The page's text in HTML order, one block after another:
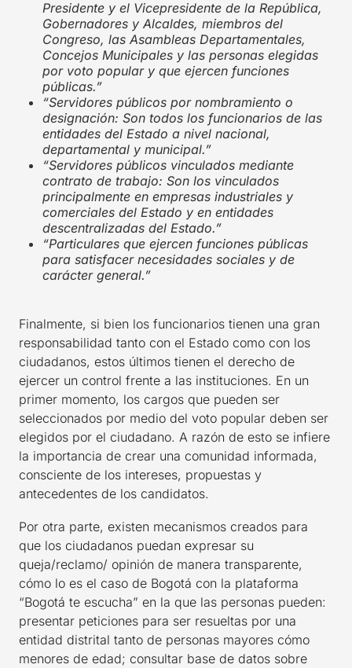
Presidente y el Vicepresidente de la República,
Gobernadores y Alcaldes, miembros del
Congreso, las Asambleas Departamentales,
Concejos Municipales y las personas elegidas
por voto popular y que ejercen funciones
públicas.”
“Servidores públicos por nombramiento o
designación: Son todos los funcionarios de las
entidades del Estado a nivel nacional,
departamental y municipal.”
“Servidores públicos vinculados mediante
contrato de trabajo: Son los vinculados
principalmente en empresas industriales y
comerciales del Estado y en entidades
descentralizadas del Estado.”
“Particulares que ejercen funciones públicas
para satisfacer necesidades sociales y de
carácter general.”
Finalmente, si bien los funcionarios tienen una gran
responsabilidad tanto con el Estado como con los
ciudadanos, estos últimos tienen el derecho de
ejercer un control frente a las instituciones. En un
primer momento, los cargos que pueden ser
seleccionados por medio del voto popular deben ser
elegidos por el ciudadano. A razón de esto se infiere
la importancia de crear una comunidad informada,
consciente de los intereses, propuestas y
antecedentes de los candidatos.
Por otra parte, existen mecanismos creados para
que los ciudadanos puedan expresar su
queja/reclamo/ opinión de manera transparente,
cómo lo es el caso de Bogotá con la plataforma
“Bogotá te escucha” en la que las personas pueden:
presentar peticiones para ser resueltas por una
entidad distrital tanto de personas mayores cómo
menores de edad; consultar base de datos sobre